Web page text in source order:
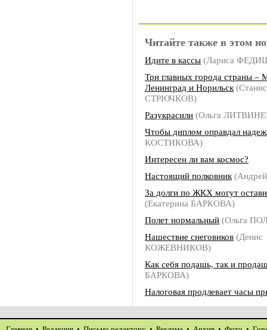
Читайте также в этом
Идите в кассы (Лариса
Три главных города страны –
Ленинград и Норильск
СТРЮЧКОВ)
Разукрасили (Ольга
Чтобы диплом оправдал
КОСТИКОВА)
Интересен ли вам космос?
Настоящий полковник
За долги по ЖКХ могут
(Екатерина БАРКОВА)
Полет нормальный (Ольга
Нашествие снеговиков (Денис
КОЖЕВНИКОВ)
Как себя подашь, так и
БАРКОВА)
Налоговая продлевает часы